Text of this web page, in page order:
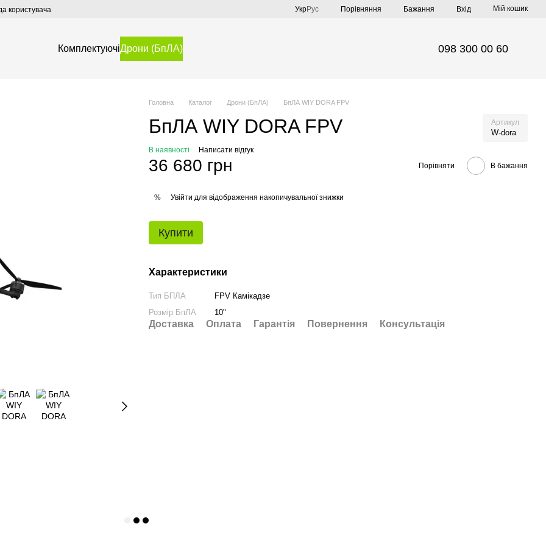
користувача УкрРус Порівняння Бажання Вхід Мій кошик
КомплектуючіДрони (БпЛА) 098 300 00 60
Головна Каталог Дрони (БпЛА) БпЛА WIY DORA FPV
БпЛА WIY DORA FPV Артикул
W-dora
В наявності Написати відгук
36 680 грн Порівняти В бажання
% Увійти для відображення накопичувальної знижки
Купити
Характеристики
Тип БПЛА
FPV Камікадзе
Розмір БпЛА
10"
Доставка Оплата Гарантія Повернення Консультація